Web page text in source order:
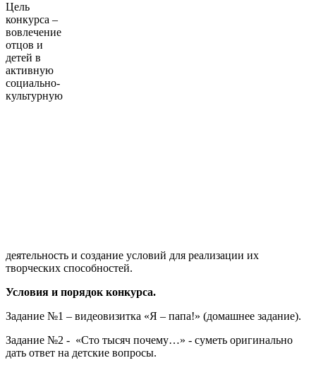
Цель
конкурса –
вовлечение
отцов и
детей в
активную
социально-
культурную
деятельность и создание условий для реализации их
творческих способностей.
Условия и порядок конкурса.
Задание №1 – видеовизитка «Я – папа!» (домашнее задание).
Задание №2 - «Сто тысяч почему…» - суметь оригинально
дать ответ на детские вопросы.